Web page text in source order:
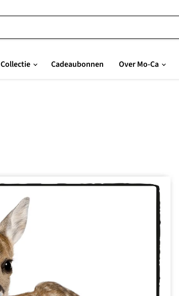
Collectie Cadeaubonnen Over Mo-Ca